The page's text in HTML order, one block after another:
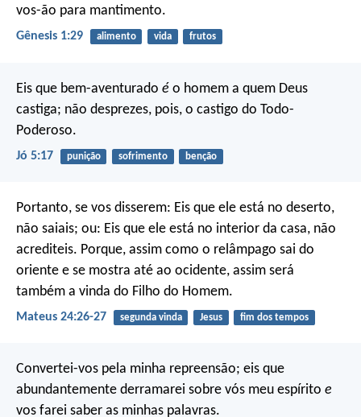
vos-ão para mantimento.
Gênesis 1:29 alimento vida frutos
Eis que bem-aventurado é o homem a quem Deus
castiga; não desprezes, pois, o castigo do Todo-
Poderoso.
Jó 5:17 punição sofrimento benção
Portanto, se vos disserem: Eis que ele está no deserto,
não saiais; ou: Eis que ele está no interior da casa, não
acrediteis. Porque, assim como o relâmpago sai do
oriente e se mostra até ao ocidente, assim será
também a vinda do Filho do Homem.
Mateus 24:26-27 segunda vinda Jesus fim dos tempos
Convertei-vos pela minha repreensão; eis que
abundantemente derramarei sobre vós meu espírito e
vos farei saber as minhas palavras.